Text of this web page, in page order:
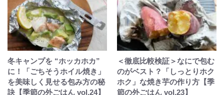
冬キャンプを “ホッカホカ”
に！「ごちそうホイル焼き」
を美味しく見せる包み方の秘
訣【季節の外ごはん vol.24】
＜徹底比較検証＞なにで包む
のがベスト？「しっとりホク
ホク」な焼き芋の作り方【季
節の外ごはん vol.23】